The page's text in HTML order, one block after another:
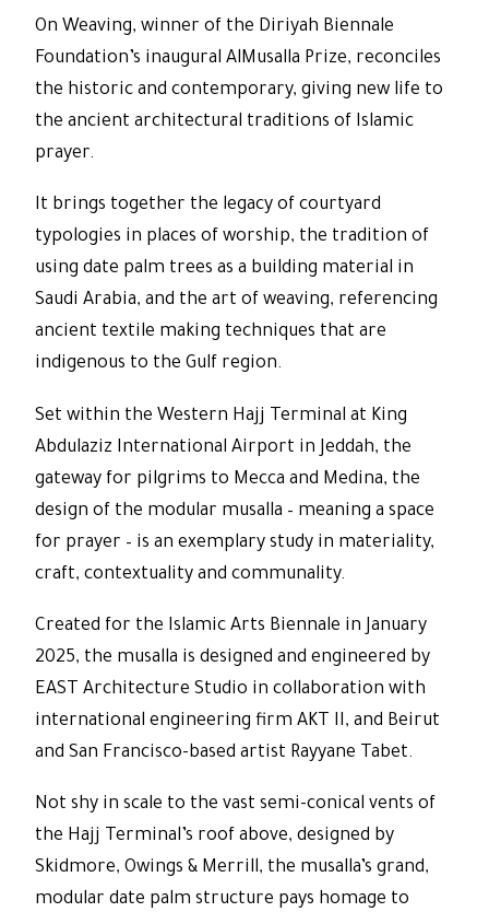
On Weaving, winner of the Diriyah Biennale
Foundation’s inaugural AlMusalla Prize, reconciles
the historic and contemporary, giving new life to
the ancient architectural traditions of Islamic
prayer.
It brings together the legacy of courtyard
typologies in places of worship, the tradition of
using date palm trees as a building material in
Saudi Arabia, and the art of weaving, referencing
ancient textile making techniques that are
indigenous to the Gulf region.
Set within the Western Hajj Terminal at King
Abdulaziz International Airport in Jeddah, the
gateway for pilgrims to Mecca and Medina, the
design of the modular musalla – meaning a space
for prayer – is an exemplary study in materiality,
craft, contextuality and communality.
Created for the Islamic Arts Biennale in January
2025, the musalla is designed and engineered by
EAST Architecture Studio in collaboration with
international engineering firm AKT II, and Beirut
and San Francisco-based artist Rayyane Tabet.
Not shy in scale to the vast semi-conical vents of
the Hajj Terminal’s roof above, designed by
Skidmore, Owings & Merrill, the musalla’s grand,
modular date palm structure pays homage to